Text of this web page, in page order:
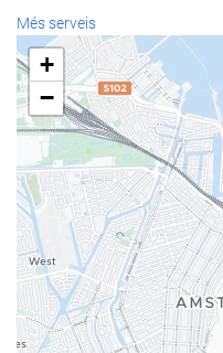
Serveis de recepci?
Recepció 24 hores
Guardaequipatges
Menjar i beguda
Restaurant a la carta
Instal·lacions de
Centre de nogocis
Més serveis
+
−